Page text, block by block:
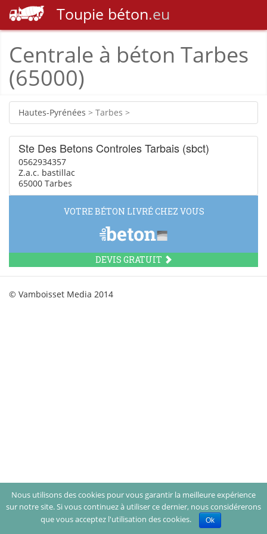
Toupie béton.eu
Centrale à béton Tarbes
(65000)
Hautes-Pyrénées > Tarbes >
Ste Des Betons Controles Tarbais (sbct)
0562934357
Z.a.c. bastillac
65000 Tarbes
VOTRE BÉTON LIVRÉ CHEZ VOUS
DEVIS GRATUIT
Nous utilisons des cookies pour vous garantir la meilleure expérience
sur notre site. Si vous continuez à utiliser ce dernier, nous considérerons
que vous acceptez l'utilisation des cookies.
Ok
© Vamboisset Media 2014